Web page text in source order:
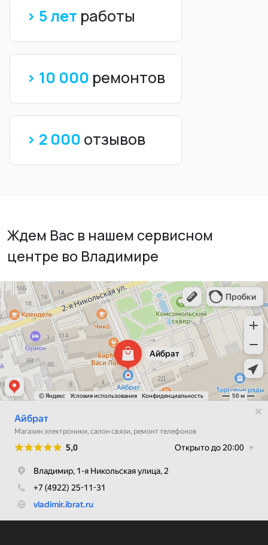
> 5 лет работы
> 10 000 ремонтов
> 2 000 отзывов
Ждем Вас в нашем сервисном
центре во Владимире